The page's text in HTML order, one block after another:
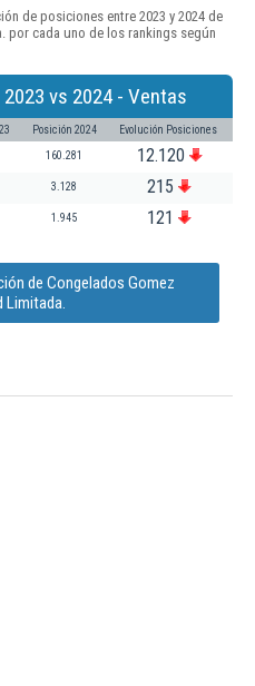
de posiciones entre 2023 y 2024 de
por cada uno de los rankings según
vs 2024 - Ventas
Posición 2024 Evolución Posiciones
160.281 12.120
3.128 215
1.945 121
de Congelados Gomez
Limitada.